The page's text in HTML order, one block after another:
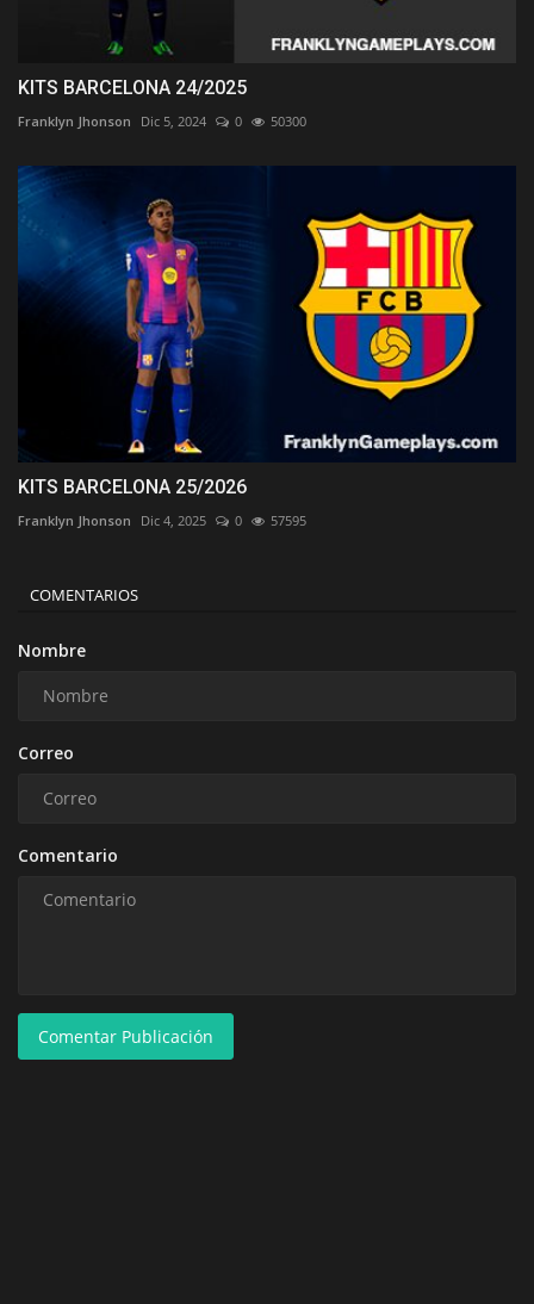
KITS BARCELONA 24/2025
Franklyn Jhonson Dic 5, 2024 0 50300
KITS BARCELONA 25/2026
Franklyn Jhonson Dic 4, 2025 0 57595
COMENTARIOS
Nombre
Correo
Comentario
Comentar Publicación